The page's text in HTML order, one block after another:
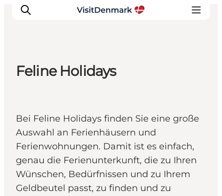
Erlebnisse
Unterkünfte
Reiseplanung
Feline Holidays
Bei Feline Holidays finden Sie eine große
Auswahl an Ferienhäusern und
Ferienwohnungen. Damit ist es einfach,
genau die Ferienunterkunft, die zu Ihren
Wünschen, Bedürfnissen und zu Ihrem
Geldbeutel passt, zu finden und zu